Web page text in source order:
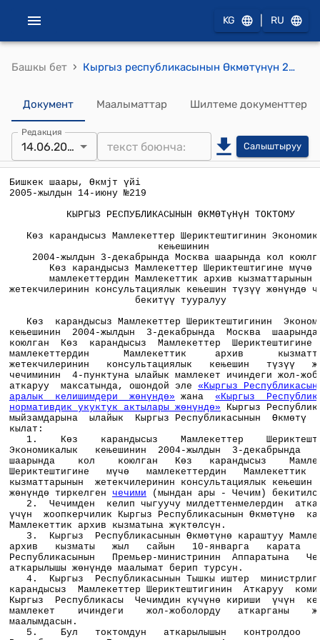
KG RU
Башкы бет › Кыргыз республикасынын Өкмөтүнүн 2005-жылдын 14-июнундагы № 219 "Көз карандысыз Мамлекеттер Шериктештигинин Экономикалык кеңешинин 2004-жылдын 3-декабрында Москва шаарында кол коюлган Көз карандысыз Мамлекеттер Шериктештигине мүчө мамлекеттердин Мамлекеттик архив кызматтарынын жетекчилеринин консультациялык кеңешин түзүү жөнүндө чечимин бекитүү тууралуу" токтому
Документ Маалыматтар Шилтеме документтер
Редакция
14.06.2005 Салыштыруу